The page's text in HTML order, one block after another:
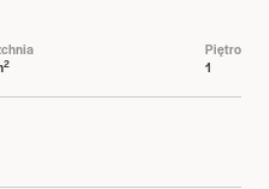
2
Piętro
1